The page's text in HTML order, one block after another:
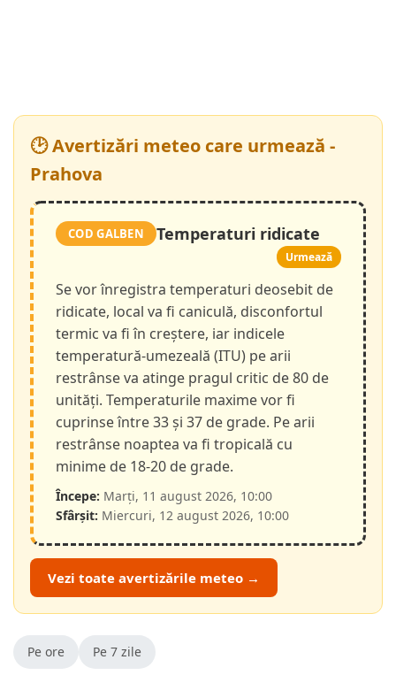
🕑 Avertizări meteo care urmează -
Prahova
COD GALBEN Temperaturi ridicate
Urmează
Se vor înregistra temperaturi deosebit de
ridicate, local va fi caniculă, disconfortul
termic va fi în creștere, iar indicele
temperatură-umezeală (ITU) pe arii
restrânse va atinge pragul critic de 80 de
unități. Temperaturile maxime vor fi
cuprinse între 33 și 37 de grade. Pe arii
restrânse noaptea va fi tropicală cu
minime de 18-20 de grade.
Începe: Marți, 11 august 2026, 10:00
Sfârșit: Miercuri, 12 august 2026, 10:00
Vezi toate avertizările meteo →
Pe ore Pe 7 zile